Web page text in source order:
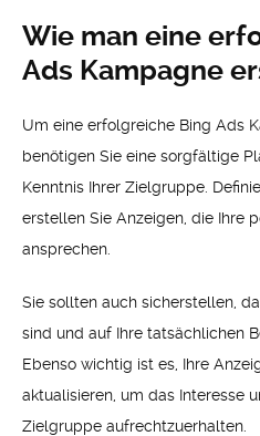
Wie man eine
Ads Kampagne
Um eine erfolgreiche Bing Ads
benötigen Sie eine sorgfältige
Kenntnis Ihrer Zielgruppe.
erstellen Sie Anzeigen, die Ihre
ansprechen.
Sie sollten auch sicherstellen,
sind und auf Ihre tatsächlichen
Ebenso wichtig ist es, Ihre
aktualisieren, um das Interesse
Zielgruppe aufrechtzuerhalten.